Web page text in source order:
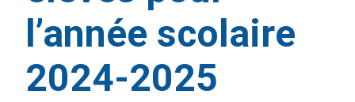
l’année scolaire
2024-2025